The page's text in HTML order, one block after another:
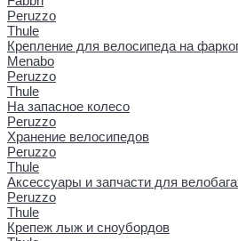
Peruzzo
Thule
Крепление для велосипеда на
Menabo
Peruzzo
Thule
На запасное колесо
Peruzzo
Хранение велосипедов
Peruzzo
Thule
Аксессуары и запчасти для
Peruzzo
Thule
Крепеж лыж и сноубордов